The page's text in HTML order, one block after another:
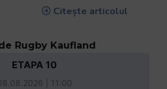
Citește articolul
Rugby Kaufland
ETAPA 10
| 11:00